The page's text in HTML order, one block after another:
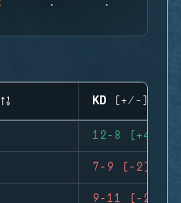
KD (+/-)
12-8 (+4)
7-9 (-2)
9-11 (-2)